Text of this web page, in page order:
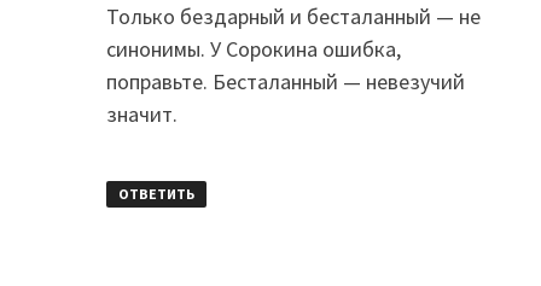
Только бездарный и бесталанный — не
синонимы. У Сорокина ошибка,
поправьте. Бесталанный — невезучий
значит.
ОТВЕТИТЬ